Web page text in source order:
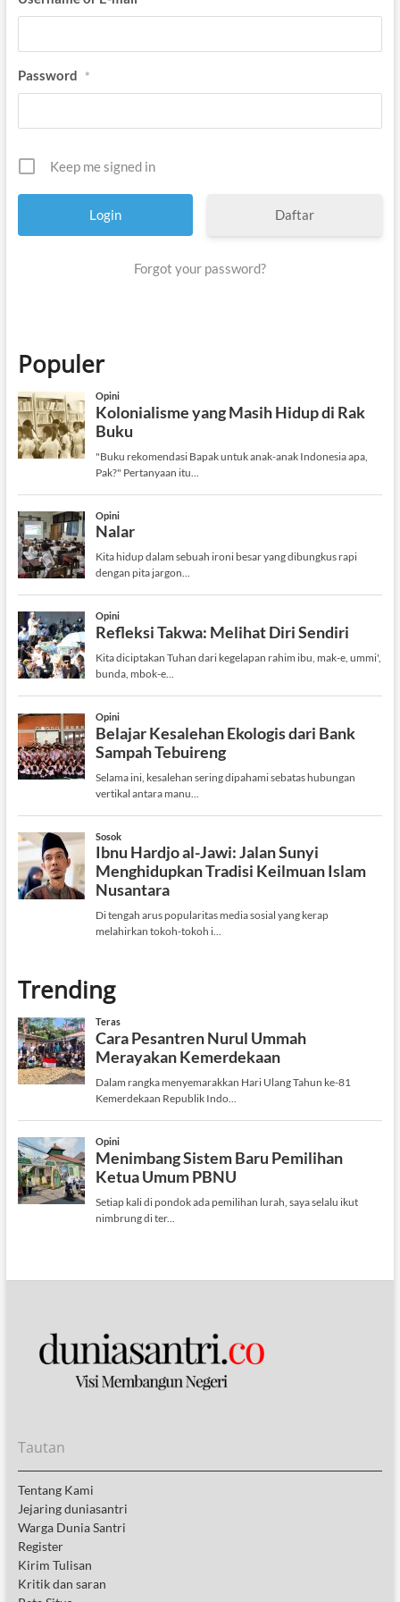
Password *
Keep me signed in
Daftar
Forgot your password?
Populer
Trending
Tautan
Tentang Kami
Jejaring duniasantri
Warga Dunia Santri
Register
Kirim Tulisan
Kritik dan saran